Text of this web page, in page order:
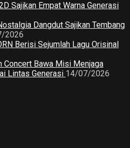
Sajikan Empat Warna Generasi
Dangdut Sajikan Tembang
2026
Berisi Sejumlah Lagu Orisinal
Concert Bawa Misi Menjaga
Lintas Generasi 14/07/2026